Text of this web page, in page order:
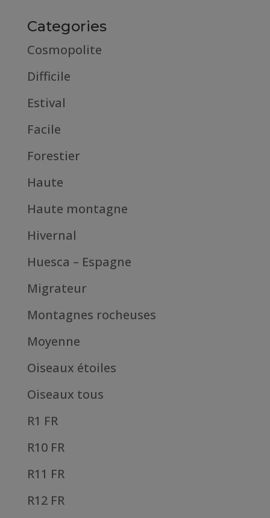
Categories
Cosmopolite
Difficile
Estival
Facile
Forestier
Haute
Haute montagne
Hivernal
Huesca – Espagne
Migrateur
Montagnes rocheuses
Moyenne
Oiseaux étoiles
Oiseaux tous
R1 FR
R10 FR
R11 FR
R12 FR